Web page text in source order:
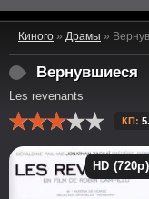
Киного » Драмы »
Вернувшиеся
Les revenants
КП:
HD (720p)